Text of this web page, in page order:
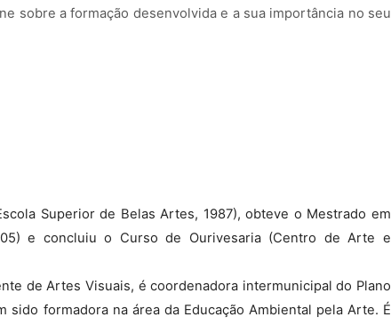
sobre a formação desenvolvida e a sua importância no seu
Superior de Belas Artes, 1987), obteve o Mestrado em
e concluiu o Curso de Ourivesaria (Centro de Arte e
de Artes Visuais, é coordenadora intermunicipal do Plano
formadora na área da Educação Ambiental pela Arte. É